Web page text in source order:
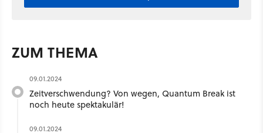
ZUM THEMA
09.01.2024
Zeitverschwendung? Von wegen, Quantum Break ist
noch heute spektakulär!
09.01.2024